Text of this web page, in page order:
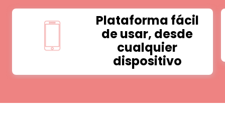
Plataforma fácil
de usar, desde
cualquier
dispositivo